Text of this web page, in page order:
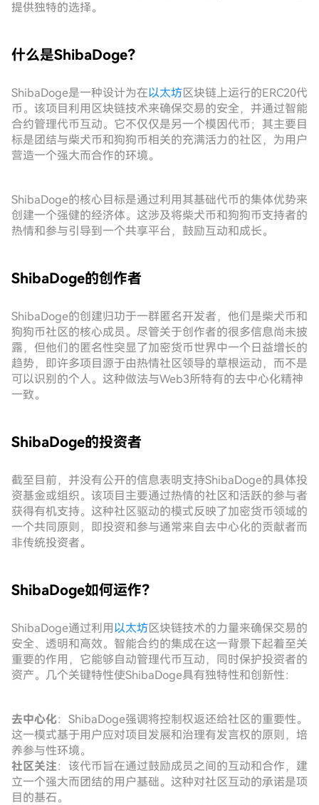
提供独特的选择。
什么是ShibaDoge？
ShibaDoge是一种设计为在以太坊区块链上运行的ERC20代
币。该项目利用区块链技术来确保交易的安全，并通过智能
合约管理代币互动。它不仅仅是另一个模因代币；其主要目
标是团结与柴犬币和狗狗币相关的充满活力的社区，为用户
营造一个强大而合作的环境。
ShibaDoge的核心目标是通过利用其基础代币的集体优势来
创建一个强健的经济体。这涉及将柴犬币和狗狗币支持者的
热情和参与引导到一个共享平台，鼓励互动和成长。
ShibaDoge的创作者
ShibaDoge的创建归功于一群匿名开发者，他们是柴犬币和
狗狗币社区的核心成员。尽管关于创作者的很多信息尚未披
露，但他们的匿名性突显了加密货币世界中一个日益增长的
趋势，即许多项目源于由热情社区领导的草根运动，而不是
可以识别的个人。这种做法与Web3所特有的去中心化精神
一致。
ShibaDoge的投资者
截至目前，并没有公开的信息表明支持ShibaDoge的具体投
资基金或组织。该项目主要通过热情的社区和活跃的参与者
获得有机支持。这种社区驱动的模式反映了加密货币领域的
一个共同原则，即投资和参与通常来自去中心化的贡献者而
非传统投资者。
ShibaDoge如何运作？
ShibaDoge通过利用以太坊区块链技术的力量来确保交易的
安全、透明和高效。智能合约的集成在这一背景下起着至关
重要的作用，它能够自动管理代币互动，同时保护投资者的
资产。几个关键特性使ShibaDoge具有独特性和创新性：
去中心化：ShibaDoge强调将控制权返还给社区的重要性。
这一模式基于用户应对项目发展和治理有发言权的原则，培
养参与性环境。
社区关注：该代币旨在通过鼓励成员之间的互动和合作，建
立一个强大而团结的用户基础。这种对社区互动的承诺是项
目的基石。